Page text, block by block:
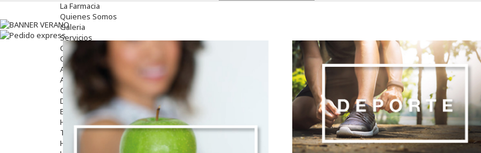
La Farmacia
Quienes Somos
Galeria
Servicios
Cosmética
Cosmética Facial
Antiacné
Antiedad
Contorno De Ojos
Despigmentantes
Exfoliantes
Hidratantes
Tratamientos De Noche
Hombre